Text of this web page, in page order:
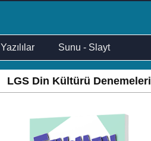
Yazılılar Sunu - Slayt
LGS Din Kültürü Denemeleri